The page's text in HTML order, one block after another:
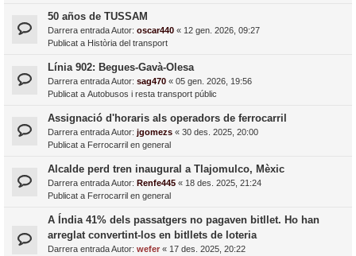
50 años de TUSSAM
Darrera entrada Autor: oscar440 « 12 gen. 2026, 09:27
Publicat a Història del transport
Línia 902: Begues-Gavà-Olesa
Darrera entrada Autor: sag470 « 05 gen. 2026, 19:56
Publicat a Autobusos i resta transport públic
Assignació d'horaris als operadors de ferrocarril
Darrera entrada Autor: jgomezs « 30 des. 2025, 20:00
Publicat a Ferrocarril en general
Alcalde perd tren inaugural a Tlajomulco, Mèxic
Darrera entrada Autor: Renfe445 « 18 des. 2025, 21:24
Publicat a Ferrocarril en general
A Índia 41% dels passatgers no pagaven bitllet. Ho han
arreglat convertint-los en bitllets de loteria
Darrera entrada Autor: wefer « 17 des. 2025, 20:22